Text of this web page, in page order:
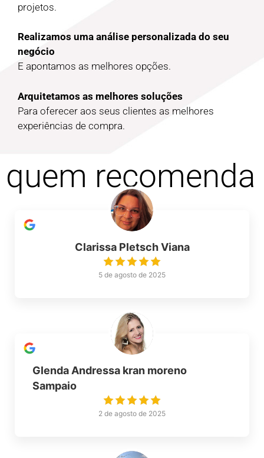
projetos.
Realizamos uma análise personalizada do seu
negócio
E apontamos as melhores opções.
Arquitetamos as melhores soluções
Para oferecer aos seus clientes as melhores
experiências de compra.
quem recomenda
Clarissa Pletsch Viana
5 de agosto de 2025
Glenda Andressa kran moreno
Sampaio
2 de agosto de 2025